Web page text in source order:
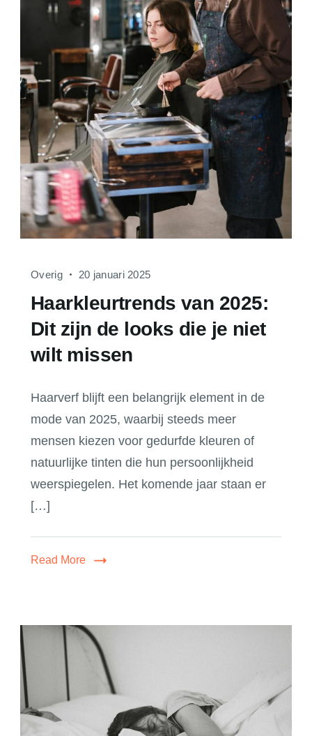
Overig 20 januari 2025
Haarkleurtrends van 2025:
Dit zijn de looks die je niet
wilt missen
Haarverf blijft een belangrijk element in de
mode van 2025, waarbij steeds meer
mensen kiezen voor gedurfde kleuren of
natuurlijke tinten die hun persoonlijkheid
weerspiegelen. Het komende jaar staan er
[…]
Read More